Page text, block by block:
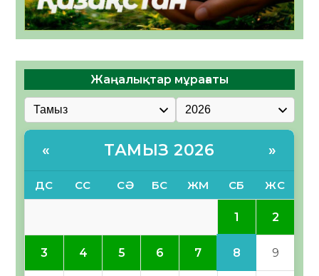
Жаңалықтар мұрағаты
« ТАМЫЗ 2026 »
ДС СС СӘ БС ЖМ СБ ЖС
1 2
3 4 5 6 7 8 9